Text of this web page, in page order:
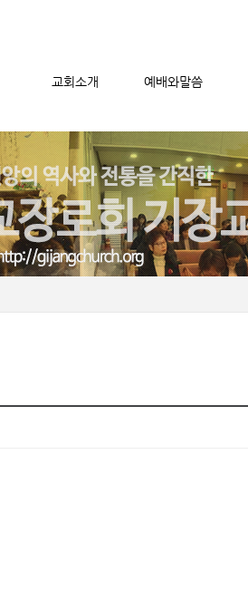
교회소개 예배와말씀
메뉴 건너뛰기